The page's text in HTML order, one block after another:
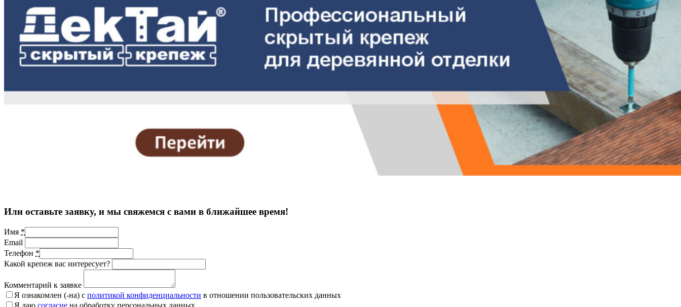
Или оставьте заявку, и мы свяжемся с вами в ближайшее время!
Имя *
Email
Телефон *
Какой крепеж вас интересует?
Комментарий к заявке
Я ознакомлен (-на) с политикой конфиденциальности в отношении пользовательских данных